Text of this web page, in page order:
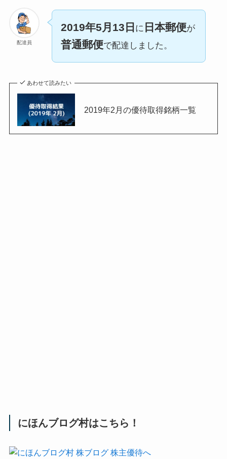
配達員
2019年5月13日 に 日本郵便が
普通郵便で配達しました。
あわせて読みたい
2019年2月の優待取得銘柄一覧
にほんブログ村はこちら！